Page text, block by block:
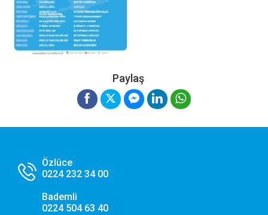
Paylaş
Özlüce
0224 232 34 00
Bademli
0224 504 63 40
İlgi alanlarınıza göre kişiselleştirilmiş duyuru, etkinlik
reklamları ve içerikler sunmak amacıyla iş ortaklarımız
tarafından kullanılan çerezlerdir.
Tercihlerimi Kaydet